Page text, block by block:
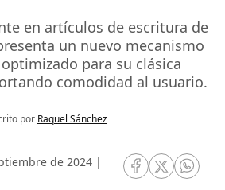
en artículos de escritura de
un nuevo mecanismo
para su clásica
comodidad al usuario.
por Raquel Sánchez
de 2024 |
RRSS Facebook
RRSSRRSS